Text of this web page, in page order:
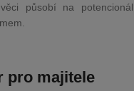
působí na
pro majitele